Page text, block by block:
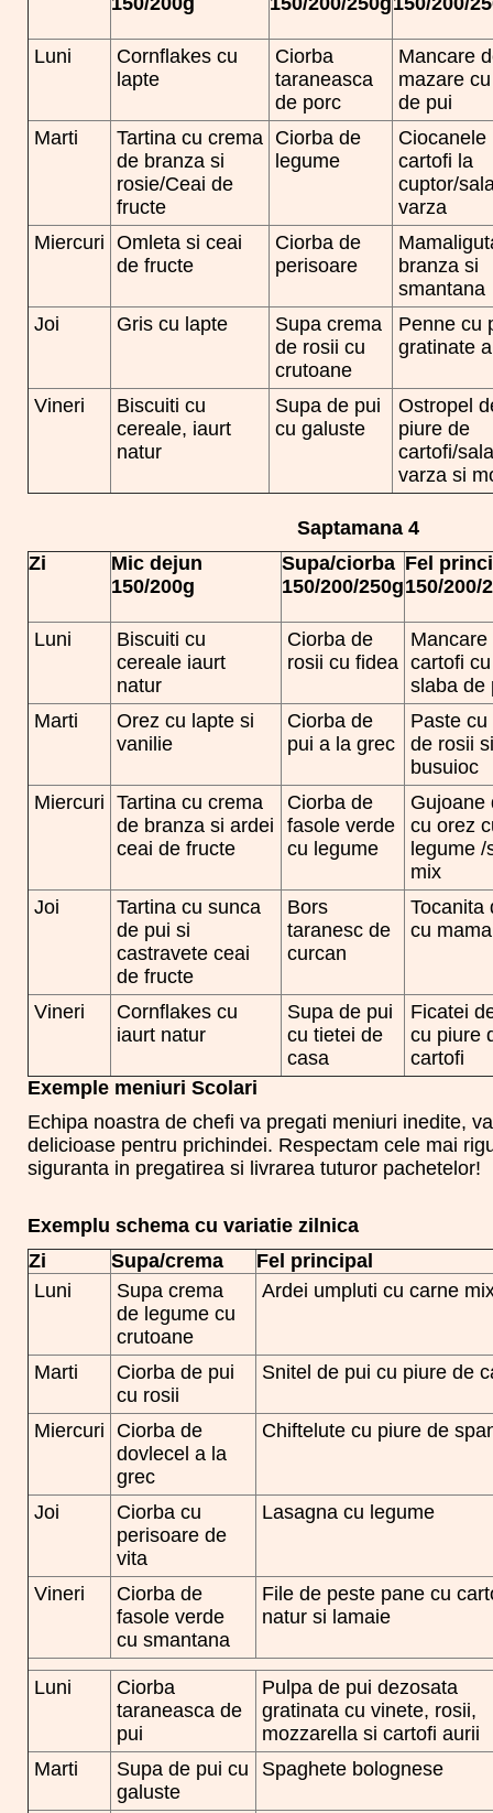
Luni
Cornflakes cu
lapte
Ciorba
taraneasca
de porc
Mancare
mazare
de pui
Marti
Tartina cu crema
de branza si
rosie/Ceai de
fructe
Ciorba de
legume
Ciocanele
cartofi la
cuptor/
varza
Miercuri Omleta si ceai
de fructe
Ciorba de
perisoare
branza si
smantana
Joi
Gris cu lapte
Supa crema
de rosii cu
crutoane
Penne cu
gratinate
Vineri
Biscuiti cu
cereale, iaurt
natur
Supa de pui
cu galuste
Ostropel
piure de
cartofi/
varza si
Saptamana 4
Zi
Mic dejun
150/200g
Supa/ciorba
150/200/250g
Fel
150/200/
Luni
Biscuiti cu
cereale iaurt
natur
Ciorba de
rosii cu fidea
Mancare
cartofi
slaba de
Marti
Orez cu lapte si
vanilie
Ciorba de
pui a la grec
Paste cu
de rosii si
busuioc
Miercuri Tartina cu crema
de branza si ardei
ceai de fructe
Ciorba de
fasole verde
cu legume
Gujoane
cu orez
legume /
mix
Joi
Tartina cu sunca
de pui si
castravete ceai
de fructe
Bors
taranesc de
curcan
Tocanita
cu
Vineri
Cornflakes cu
iaurt natur
Supa de pui
cu tietei de
casa
Ficatei
cu piure
cartofi
Exemple meniuri Scolari
Echipa noastra de chefi va pregati meniuri inedite,
delicioase pentru prichindei. Respectam cele mai
siguranta in pregatirea si livrarea tuturor pachetelor!
Exemplu schema cu variatie zilnica
Zi
Supa/crema
Fel principal
Luni
Supa crema
de legume cu
crutoane
Ardei umpluti cu carne
Marti
Ciorba de pui
cu rosii
Snitel de pui cu piure de
Miercuri
Ciorba de
dovlecel a la
grec
Chiftelute cu piure de
Joi
Ciorba cu
perisoare de
vita
Lasagna cu legume
Vineri
Ciorba de
fasole verde
cu smantana
File de peste pane cu
natur si lamaie
Luni
Ciorba
taraneasca de
pui
Pulpa de pui dezosata
gratinata cu vinete, rosii,
mozzarella si cartofi aurii
Marti
Supa de pui cu
galuste
Spaghete bolognese